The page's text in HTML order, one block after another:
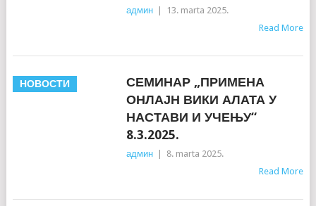
админ
13. marta 2025.
Read More
НОВОСТИ
СЕМИНАР „ПРИМЕНА
ОНЛАЈН ВИКИ АЛАТА У
НАСТАВИ И УЧЕЊУ“
8.3.2025.
админ
8. marta 2025.
Read More